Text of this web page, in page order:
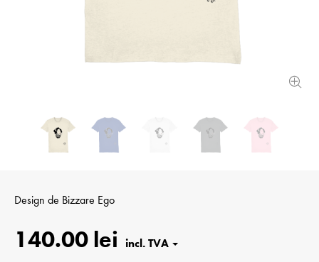
Design de Bizzare Ego
140.00 lei